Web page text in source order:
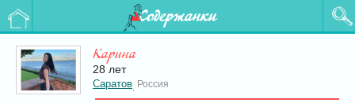
Содержанки
Карина
28 лет
Саратов Россия